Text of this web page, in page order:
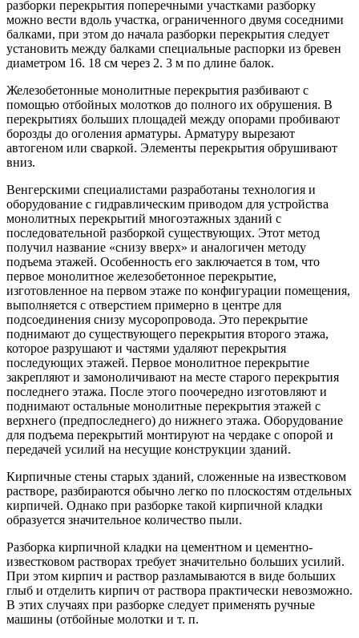
разборки перекрытия поперечными участками разборку
можно вести вдоль участка, ограниченного двумя соседними
балками, при этом до начала разборки перекрытия следует
установить между балками специальные распорки из бревен
диаметром 16. 18 см через 2. 3 м по длине балок.
Железобетонные монолитные перекрытия разбивают с
помощью отбойных молотков до полного их обрушения. В
перекрытиях больших площадей между опорами пробивают
борозды до оголения арматуры. Арматуру вырезают
автогеном или сваркой. Элементы перекрытия обрушивают
вниз.
Венгерскими специалистами разработаны технология и
оборудование с гидравлическим приводом для устройства
монолитных перекрытий многоэтажных зданий с
последовательной разборкой существующих. Этот метод
получил название «снизу вверх» и аналогичен методу
подъема этажей. Особенность его заключается в том, что
первое монолитное железобетонное перекрытие,
изготовленное на первом этаже по конфигурации помещения,
выполняется с отверстием примерно в центре для
подсоединения снизу мусоропровода. Это перекрытие
поднимают до существующего перекрытия второго этажа,
которое разрушают и частями удаляют перекрытия
последующих этажей. Первое монолитное перекрытие
закрепляют и замоноличивают на месте старого перекрытия
последнего этажа. После этого поочередно изготовляют и
поднимают остальные монолитные перекрытия этажей с
верхнего (предпоследнего) до нижнего этажа. Оборудование
для подъема перекрытий монтируют на чердаке с опорой и
передачей усилий на несущие конструкции зданий.
Кирпичные стены старых зданий, сложенные на известковом
растворе, разбираются обычно легко по плоскостям отдельных
кирпичей. Однако при разборке такой кирпичной кладки
образуется значительное количество пыли.
Разборка кирпичной кладки на цементном и цементно-
известковом растворах требует значительно больших усилий.
При этом кирпич и раствор разламываются в виде больших
глыб и отделить кирпич от раствора практически невозможно.
В этих случаях при разборке следует применять ручные
машины (отбойные молотки и т. п.